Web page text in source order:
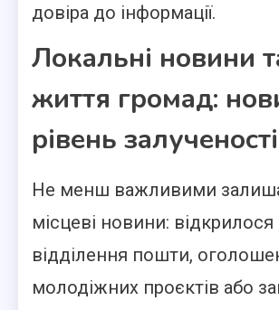
довіра до інформації.
Локальні новини
життя громад:
рівень залученості
Не менш важливими
місцеві новини:
відділення пошти,
молодіжних проєктів або